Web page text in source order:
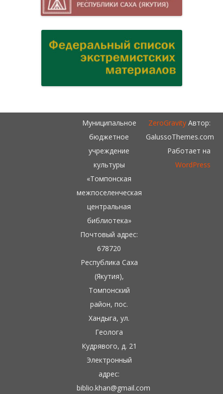
Муниципальное
бюджетное
учреждение
культуры
«Томпонская
межпоселенческая
центральная
библиотека»
Почтовый адрес:
678720
Республика Саха
(Якутия),
Томпонский
район, пос.
Хандыга, ул.
Геолога
Кудрявого, д. 21
Электронный
адрес:
biblio.khan@gmail.com
ZeroGravityАвтор:
GalussoThemes.com
Работает на
WordPress